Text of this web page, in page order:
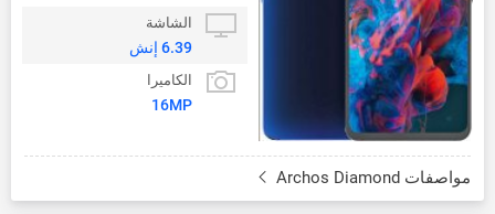
الشاشة
6.39 إنش
الكاميرا
16MP
مواصفات Archos Diamond